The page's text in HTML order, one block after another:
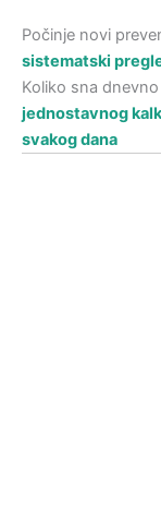
Počinje novi
sistematski
Koliko sna
jednostavnog
svakog dana